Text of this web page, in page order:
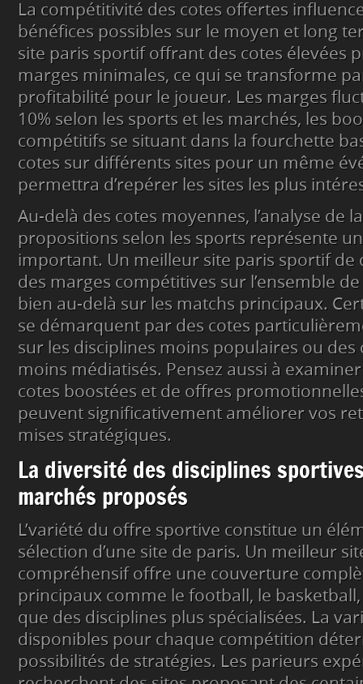
La compétitivité des cotes offertes
bénéfices possibles sur le moyen et long
site paris sportif offrant des cotes élevées
marges minimales, ce qui se transforme
profitabilité pour le joueur. Les marges
10% selon les sports et les marchés, les
compétitifs se situant dans la fourchette
cotes sur différents sites pour un même
permettra d’repérer les sites les plus
Au-delà des cotes moyennes, l’analyse de
propositions selon les sports représente
important. Un meilleur site paris sportif de
des marges compétitives sur l’ensemble
bien au-delà sur les matchs principaux.
se démarquent par des cotes
sur les disciplines moins populaires ou
moins médiatisés. Pensez aussi à
cotes boostées et de offres
peuvent significativement améliorer vos
mises stratégiques.
La diversité des disciplines
marchés proposés
L’variété du offre sportive constitue un
sélection d’une site de paris. Un meilleur
compréhensif offre une couverture
principaux comme le football, le
que des disciplines plus spécialisées. La
disponibles pour chaque compétition
possibilités de stratégies. Les parieurs